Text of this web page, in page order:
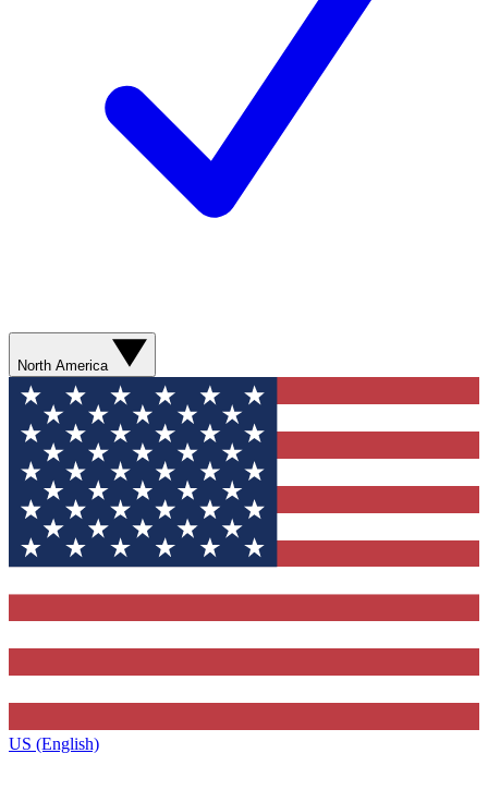
North America
US (English)